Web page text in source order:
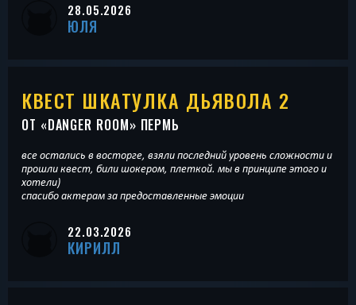
28.05.2026
ЮЛЯ
КВЕСТ ШКАТУЛКА ДЬЯВОЛА 2
ОТ «DANGER ROOM» ПЕРМЬ
все остались в восторге, взяли последний уровень сложности и
прошли квест, били шокером, плеткой. мы в принципе этого и
хотели)
спасибо актерам за предоставленные эмоции
22.03.2026
КИРИЛЛ